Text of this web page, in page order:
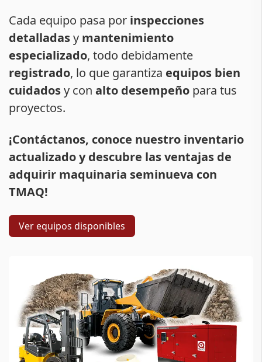
Cada equipo pasa por inspecciones
detalladasy mantenimiento
especializado, todo debidamente
registrado, lo que garantiza equipos bien
cuidadosy con alto desempeño para tus
proyectos.
¡Contáctanos, conoce nuestro inventario
actualizado y descubre las ventajas de
adquirir maquinaria seminueva con
TMAQ!
Ver equipos disponibles